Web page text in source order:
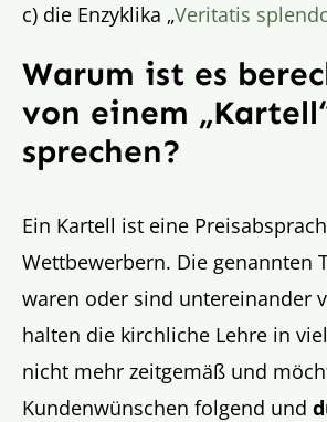
c) die Enzyklika „Veritatis
Warum ist es
von einem
sprechen?
Ein Kartell ist eine
Wettbewerbern. Die genannten
waren oder sind untereinander
halten die kirchliche Lehre in
nicht mehr zeitgemäß und
Kundenwünschen folgend und